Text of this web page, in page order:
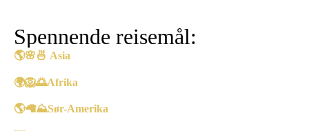
Spennende reisemål:
🌎🌸🍜 Asia
🌍🦁🌅Afrika
🌎🦙⛰️Sør-Amerika